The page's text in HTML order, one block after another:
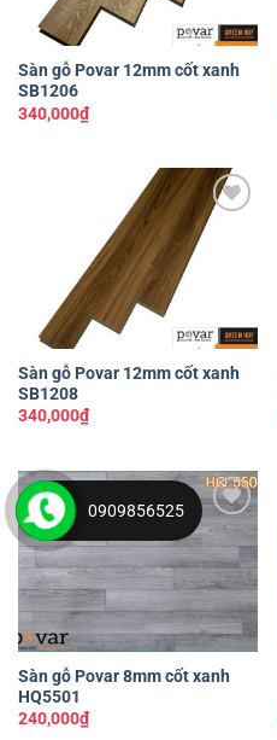
Sàn gỗ Povar 12mm cốt xanh
SB1206
340,000₫
Sàn gỗ Povar 12mm cốt xanh
SB1208
340,000₫
Yêu
thích
Sàn gỗ Povar 8mm cốt xanh
HQ5501
240,000₫
0909856525